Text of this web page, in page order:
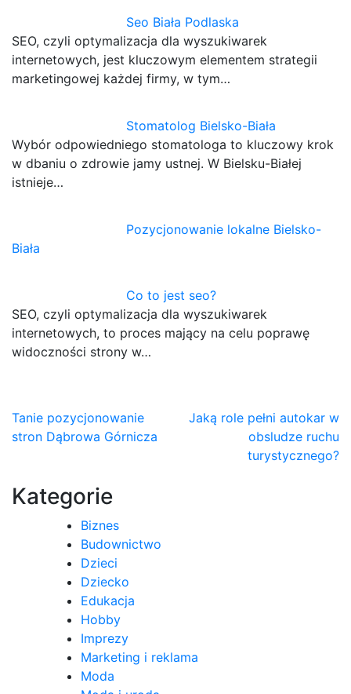
Seo Biała Podlaska
SEO, czyli optymalizacja dla wyszukiwarek
internetowych, jest kluczowym elementem strategii
marketingowej każdej firmy, w tym…
Stomatolog Bielsko-Biała
Wybór odpowiedniego stomatologa to kluczowy krok
w dbaniu o zdrowie jamy ustnej. W Bielsku-Białej
istnieje…
Pozycjonowanie lokalne Bielsko-
Biała
Co to jest seo?
SEO, czyli optymalizacja dla wyszukiwarek
internetowych, to proces mający na celu poprawę
widoczności strony w…
Nawigacja
wpisu
Tanie pozycjonowanie
stron Dąbrowa Górnicza
Jaką role pełni autokar w
obsludze ruchu
turystycznego?
Kategorie
Biznes
Budownictwo
Dzieci
Dziecko
Edukacja
Hobby
Imprezy
Marketing i reklama
Moda